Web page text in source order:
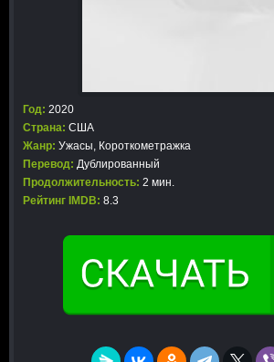
Год: 2020
Страна: США
Жанр: Ужасы, Короткометражка
Перевод: Дублированный
Продолжительность: 2 мин.
Рейтинг IMDB: 8.3